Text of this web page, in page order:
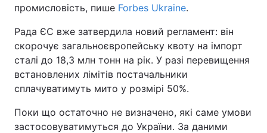
Спорт Наука
Зброя Інциденти
Здоров'я Туризм
Цікавинки Погода
промисловість, пише Forbes Ukraine.
Рада ЄС вже затвердила новий регламент: він
скорочує загальноєвропейську квоту на імпорт
сталі до 18,3 млн тонн на рік. У разі перевищення
встановлених лімітів постачальники
сплачуватимуть мито у розмірі 50%.
Поки що остаточно не визначено, які саме умови
застосовуватимуться до України. За даними